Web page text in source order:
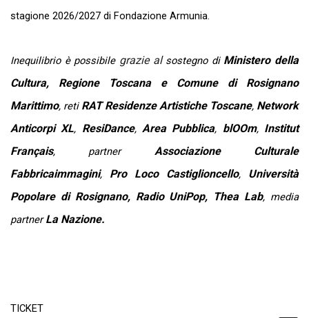
stagione 2026/2027 di Fondazione Armunia.
Inequilibrio è possibile grazie alsostegno di Ministero della
Cultura, Regione Toscana e Comune di Rosignano
Marittimo, reti RAT Residenze Artistiche Toscane, Network
Anticorpi XL, ResiDance,Area Pubblica, blOOm, Institut
Français, partnerAssociazione Culturale
Fabbricaimmagini, Pro Loco Castiglioncello, Università
Popolare di Rosignano, Radio UniPop, Thea Lab, media
partnerLa Nazione.
TICKET